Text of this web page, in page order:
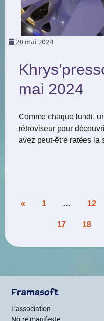
20 mai 2024
mai 2024
Comme chaque lundi,
rétroviseur pour
avez peut-être ratées la
Pagination
publications
« 1 … 12
17 18
Framasoft
L’association
Notre manifeste